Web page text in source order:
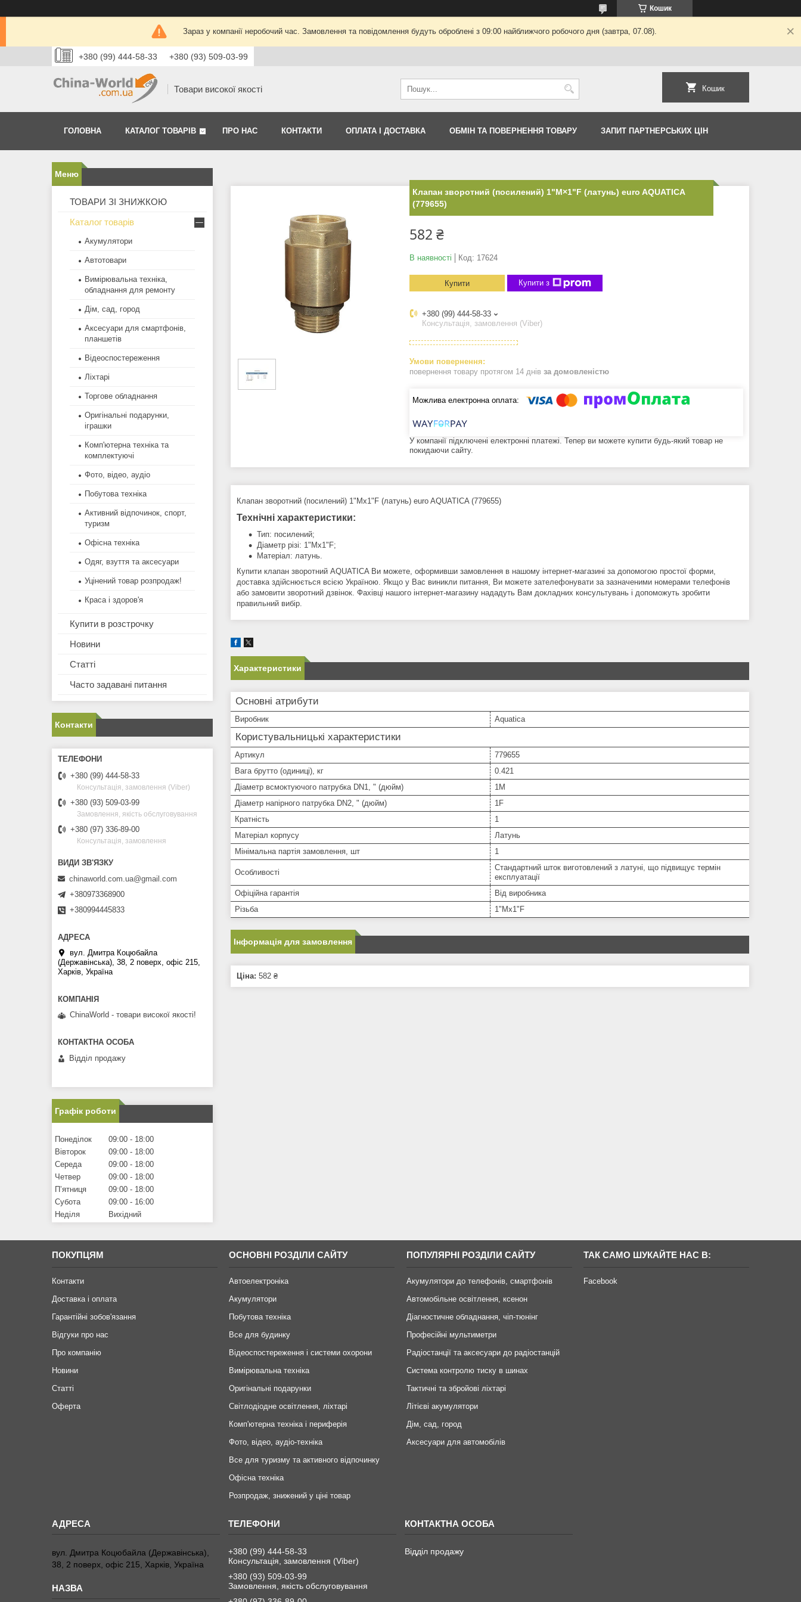
Кошик
Зараз у компанії неробочий час. Замовлення та повідомлення будуть оброблені з 09:00 найближчого робочого дня (завтра, 07.08).
+380 (99) 444-58-33 +380 (93) 509-03-99
Товари високої якості Кошик
ГОЛОВНА КАТАЛОГ ТОВАРІВ ПРО НАС КОНТАКТИ ОПЛАТА І ДОСТАВКА ОБМІН ТА ПОВЕРНЕННЯ ТОВАРУ ЗАПИТ ПАРТНЕРСЬКИХ ЦІН
Клапан зворотний (посилений) 1"M×1"F (латунь) euro AQUATICA
(779655)
582 ₴
В наявності Код: 17624
Купити Купити з
+380 (99) 444-58-33
Консультація, замовлення (Viber)
повернення товару протягом 14 днів за домовленістю
У компанії підключені електронні платежі. Тепер ви можете купити будь-який товар не
покидаючи сайту.
Клапан зворотний (посилений) 1"Mx1"F (латунь) euro AQUATICA (779655)
Технічні характеристики:
Тип: посилений;
Діаметр різі: 1"Mx1"F;
Матеріал: латунь.
Купити клапан зворотний AQUATICA Ви можете, оформивши замовлення в нашому інтернет-магазині за допомогою простої форми,
доставка здійснюється всією Україною. Якщо у Вас виникли питання, Ви можете зателефонувати за зазначеними номерами телефонів
або замовити зворотний дзвінок. Фахівці нашого інтернет-магазину нададуть Вам докладних консультувань і допоможуть зробити
правильний вибір.
Характеристики
Основні атрибути
Виробник Aquatica
Користувальницькі характеристики
Артикул
779655
Вага брутто (одиниці), кг
0.421
Діаметр всмоктуючого патрубка DN1, " (дюйм)
1М
Діаметр напірного патрубка DN2, " (дюйм)
1F
Кратність
1
Матеріал корпусу
Латунь
Мінімальна партія замовлення, шт
1
Особливості
Стандартний шток виготовлений з латуні, що підвищує термін
експлуатації
Офіційна гарантія
Від виробника
Різьба
1"Mx1"F
Інформація для замовлення
Ціна: 582 ₴
ТОВАРИ ЗІ ЗНИЖКОЮ
Каталог товарів
Акумулятори
Автотовари
Вимірювальна техніка,
обладнання для ремонту
Дім, сад, город
Аксесуари для смартфонів,
планшетів
Відеоспостереження
Ліхтарі
Торгове обладнання
Оригінальні подарунки,
іграшки
Комп'ютерна техніка та
комплектуючі
Фото, відео, аудіо
Побутова техніка
Активний відпочинок, спорт,
туризм
Офісна техніка
Одяг, взуття та аксесуари
Уцінений товар розпродаж!
Краса і здоров'я
Купити в розстрочку
Новини
Статті
Часто задавані питання
Контакти
+380 (99) 444-58-33
Консультація, замовлення (Viber)
+380 (93) 509-03-99
Замовлення, якість обслуговування
+380 (97) 336-89-00
Консультація, замовлення
chinaworld.com.ua@gmail.com
+380973368900
+380994445833
вул. Дмитра Коцюбайла
(Державінська), 38, 2 поверх, офіс 215,
Харків, Україна
ChinaWorld - товари високої якості!
Відділ продажу
Графік роботи
Понеділок 09:00
18:00
Вівторок
09:00
18:00
Середа
09:00
18:00
Четвер
09:00
18:00
Пʼятниця
09:00
18:00
Субота
09:00
16:00
Неділя
Вихідний
ПОКУПЦЯМ
Контакти
Доставка і оплата
Гарантійні зобов'язання
Відгуки про нас
Про компанію
Новини
Статті
Оферта
ОСНОВНІ РОЗДІЛИ САЙТУ
Автоелектроніка
Акумулятори
Побутова техніка
Все для будинку
Відеоспостереження і системи охорони
Вимірювальна техніка
Оригінальні подарунки
Світлодіодне освітлення, ліхтарі
Комп'ютерна техніка і периферія
Фото, відео, аудіо-техніка
Все для туризму та активного відпочинку
Офісна техніка
Розпродаж, знижений у ціні товар
ПОПУЛЯРНІ РОЗДІЛИ САЙТУ
Акумулятори до телефонів, смартфонів
Автомобільне освітлення, ксенон
Діагностичне обладнання, чіп-тюнінг
Професійні мультиметри
Радіостанції та аксесуари до радіостанцій
Система контролю тиску в шинах
Тактичні та збройові ліхтарі
Літієві акумулятори
Дім, сад, город
Аксесуари для автомобілів
ТАК САМО ШУКАЙТЕ НАС В:
Facebook
вул. Дмитра Коцюбайла (Державінська),
38, 2 поверх, офіс 215, Харків, Україна
+380 (99) 444-58-33
Консультація, замовлення (Viber)
+380 (93) 509-03-99
Замовлення, якість обслуговування
Відділ продажу